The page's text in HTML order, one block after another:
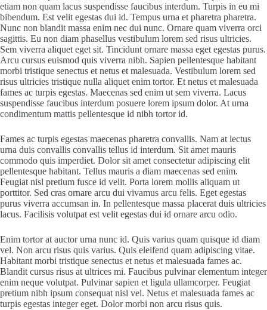
etiam non quam lacus suspendisse faucibus interdum. Turpis in eu mi
bibendum. Est velit egestas dui id. Tempus urna et pharetra pharetra.
Nunc non blandit massa enim nec dui nunc. Ornare quam viverra orci
sagittis. Eu non diam phasellus vestibulum lorem sed risus ultricies.
Sem viverra aliquet eget sit. Tincidunt ornare massa eget egestas purus.
Arcu cursus euismod quis viverra nibh. Sapien pellentesque habitant
morbi tristique senectus et netus et malesuada. Vestibulum lorem sed
risus ultricies tristique nulla aliquet enim tortor. Et netus et malesuada
fames ac turpis egestas. Maecenas sed enim ut sem viverra. Lacus
suspendisse faucibus interdum posuere lorem ipsum dolor. At urna
condimentum mattis pellentesque id nibh tortor id.
Fames ac turpis egestas maecenas pharetra convallis. Nam at lectus
urna duis convallis convallis tellus id interdum. Sit amet mauris
commodo quis imperdiet. Dolor sit amet consectetur adipiscing elit
pellentesque habitant. Tellus mauris a diam maecenas sed enim.
Feugiat nisl pretium fusce id velit. Porta lorem mollis aliquam ut
porttitor. Sed cras ornare arcu dui vivamus arcu felis. Eget egestas
purus viverra accumsan in. In pellentesque massa placerat duis ultricies
lacus. Facilisis volutpat est velit egestas dui id ornare arcu odio.
Enim tortor at auctor urna nunc id. Quis varius quam quisque id diam
vel. Non arcu risus quis varius. Quis eleifend quam adipiscing vitae.
Habitant morbi tristique senectus et netus et malesuada fames ac.
Blandit cursus risus at ultrices mi. Faucibus pulvinar elementum integer
enim neque volutpat. Pulvinar sapien et ligula ullamcorper. Feugiat
pretium nibh ipsum consequat nisl vel. Netus et malesuada fames ac
turpis egestas integer eget. Dolor morbi non arcu risus quis.